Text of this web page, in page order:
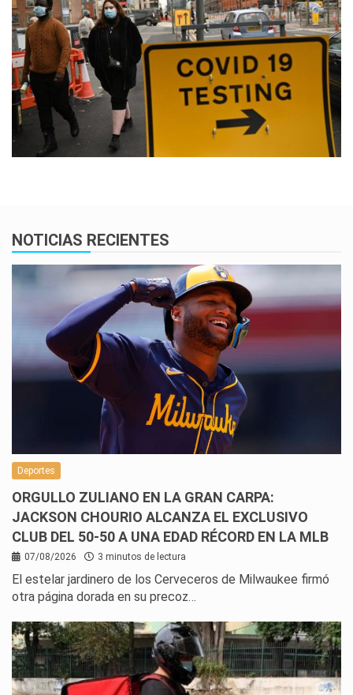
NOTICIAS RECIENTES
Deportes
ORGULLO ZULIANO EN LA GRAN CARPA:
JACKSON CHOURIO ALCANZA EL EXCLUSIVO
CLUB DEL 50-50 A UNA EDAD RÉCORD EN LA MLB
07/08/2026 3 minutos de lectura
El estelar jardinero de los Cerveceros de Milwaukee firmó
otra página dorada en su precoz…